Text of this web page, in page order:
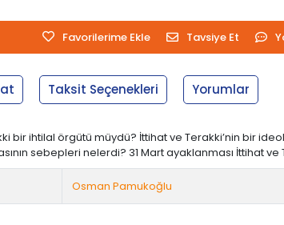
Favorilerime Ekle Tavsiye Et
Taksit Seçenekleri Yorumlar
bir ihtilal örgütü müydü? İttihat ve Terakki’nin bir
sebepleri nelerdi? 31 Mart ayaklanması İttihat ve
Osman Pamukoğlu